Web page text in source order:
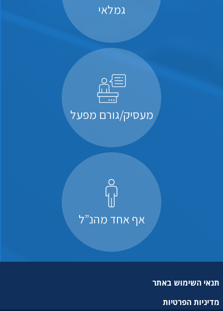
גמלאי
מעסיק/גורם מפעל
אף אחד מהנ”ל
תנאי השימוש באתר
מדיניות הפרטיות